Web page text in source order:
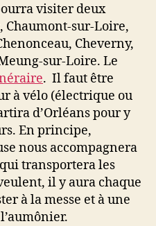
visiter deux
Chaumont-sur-Loire,
Cheverny,
sur-Loire. Le
. Il faut être
à vélo (électrique ou
d’Orléans pour y
En principe,
nous accompagnera
transportera les
il y aura chaque
à la messe et à une